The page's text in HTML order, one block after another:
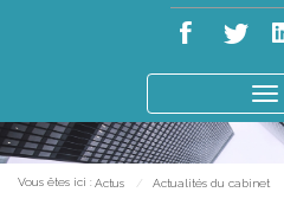
le
menu
Vous êtes ici : Actus Actualités du cabinet